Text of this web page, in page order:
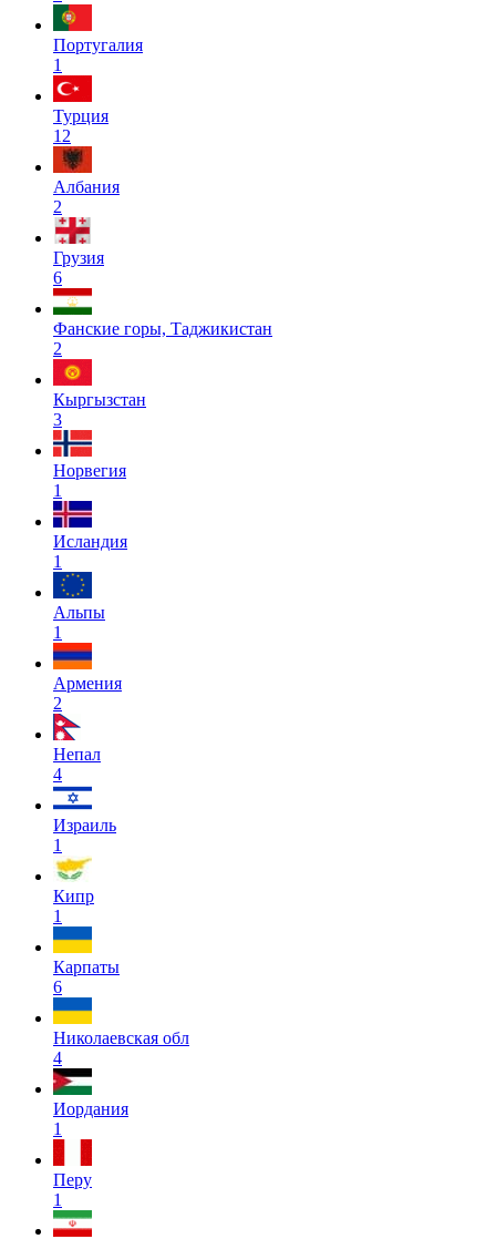
Португалия
1
Турция
12
Албания
2
Грузия
6
Фанские горы, Таджикистан
2
Кыргызстан
3
Норвегия
1
Исландия
1
Альпы
1
Армения
2
Непал
4
Израиль
1
Кипр
1
Карпаты
6
Николаевская обл
4
Иордания
1
Перу
1